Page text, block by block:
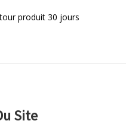
produit 30 jours
Site